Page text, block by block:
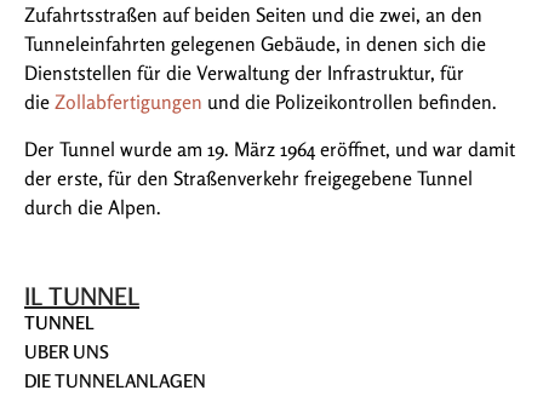
IL TUNNEL
TUNNEL
UBER UNS
DIE TUNNELANLAGEN
Zufahrtsstraßen auf beiden Seiten und die zwei, an den
Tunneleinfahrten gelegenen Gebäude, in denen sich die
Dienststellen für die Verwaltung der Infrastruktur, für
die Zollabfertigungen und die Polizeikontrollen befinden.
Der Tunnel wurde am 19. März 1964 eröffnet, und war damit
der erste, für den Straßenverkehr freigegebene Tunnel
durch die Alpen.